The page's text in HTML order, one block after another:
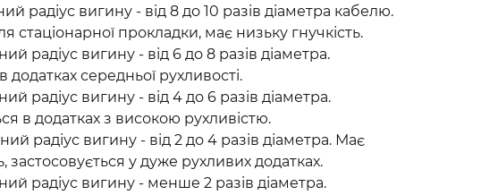
радіус вигину - від 8 до 10 разів діаметра кабелю.
стаціонарної прокладки, має низьку гнучкість.
радіус вигину - від 6 до 8 разів діаметра.
додатках середньої рухливості.
радіус вигину - від 4 до 6 разів діаметра.
в додатках з високою рухливістю.
радіус вигину - від 2 до 4 разів діаметра. Має
застосовується у дуже рухливих додатках.
радіус вигину - менше 2 разів діаметра.